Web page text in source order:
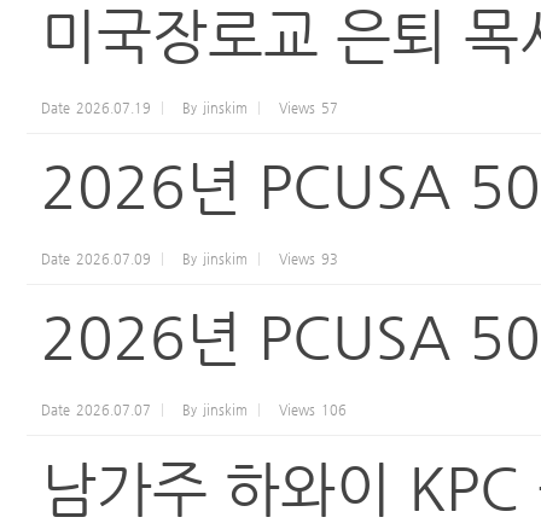
미국장로교 은퇴
Date 2026.07.19 By jinskim Views 57
2026년 PCUSA
Date 2026.07.09 By jinskim Views 93
2026년 PCUSA
Date 2026.07.07 By jinskim Views 106
남가주 하와이